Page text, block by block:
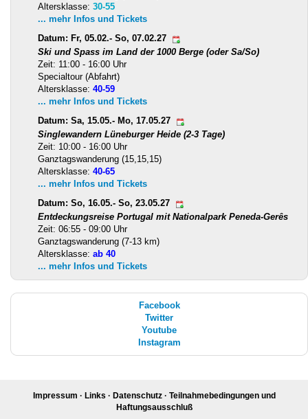
Altersklasse: 30-55
... mehr Infos und Tickets
Datum: Fr, 05.02.- So, 07.02.27
Ski und Spass im Land der 1000 Berge (oder Sa/So)
Zeit: 11:00 - 16:00 Uhr
Specialtour (Abfahrt)
Altersklasse: 40-59
... mehr Infos und Tickets
Datum: Sa, 15.05.- Mo, 17.05.27
Singlewandern Lüneburger Heide (2-3 Tage)
Zeit: 10:00 - 16:00 Uhr
Ganztagswanderung (15,15,15)
Altersklasse: 40-65
... mehr Infos und Tickets
Datum: So, 16.05.- So, 23.05.27
Entdeckungsreise Portugal mit Nationalpark Peneda-Gerês
Zeit: 06:55 - 09:00 Uhr
Ganztagswanderung (7-13 km)
Altersklasse: ab 40
... mehr Infos und Tickets
Facebook
Twitter
Youtube
Instagram
Impressum · Links · Datenschutz· Teilnahmebedingungen und
Haftungsausschluß